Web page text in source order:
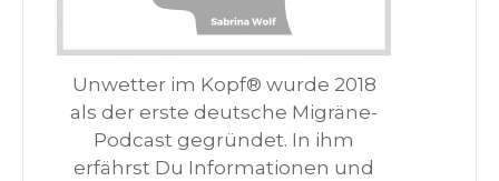
Unwetter im Kopf® wurde 2018
als der erste deutsche Migräne-
Podcast gegründet. In ihm
erfährst Du Informationen und